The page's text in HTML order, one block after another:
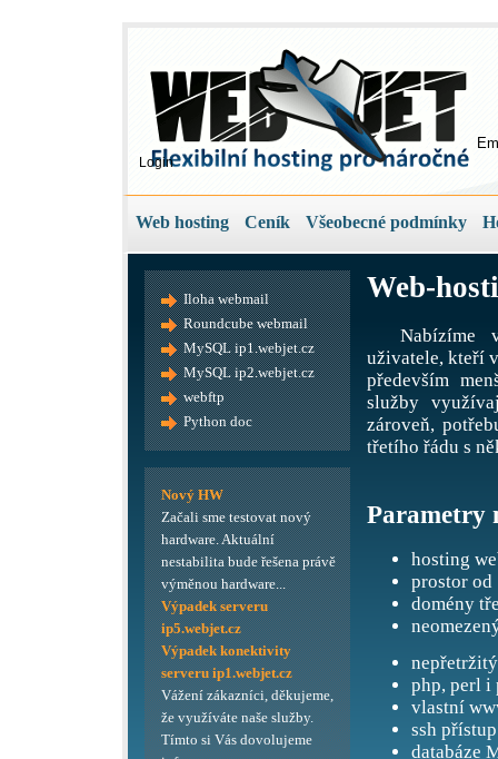
Login
Web hosting Ceník Všeobecné podmínky
Web-
Nabízíme
uživatele, kteří
především
služby
zároveň,
třetího řádu s
Parametry
hosting
prostor od
domény
php, perl i
vlastní
ssh přístup
databáze
Iloha webmail
Roundcube webmail
MySQL ip1.webjet.cz
MySQL ip2.webjet.cz
webftp
Python doc
Nový HW
Začali sme testovat nový
hardware. Aktuální
nestabilita bude řešena právě
výměnou hardware...
Výpadek serveru
ip5.webjet.cz
Výpadek konektivity
serveru ip1.webjet.cz
Vážení zákazníci, děkujeme,
že využíváte naše služby.
Tímto si Vás dovolujeme